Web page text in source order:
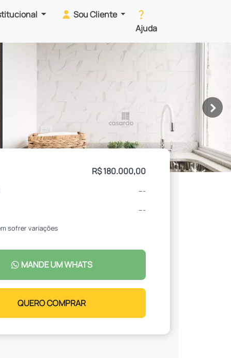
Sou Cliente
Ajuda
>
R$ 180.000,00
---
---
sofrer variações
MANDE UM WHATS
QUERO COMPRAR